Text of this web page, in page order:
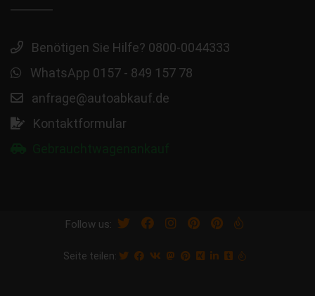
Benötigen Sie Hilfe? 0800-0044333
WhatsApp 0157 - 849 157 78
anfrage@autoabkauf.de
Kontaktformular
Follow us:
Seite teilen: